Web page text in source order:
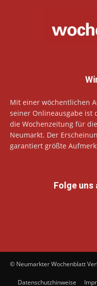
Mit einer wöchentlichen
seiner Onlineausgabe ist
die Wochenzeitung für
Neumarkt. Der
garantiert größte
Folge uns
© Neumarkter Wochenblatt
Datenschutzhinweise